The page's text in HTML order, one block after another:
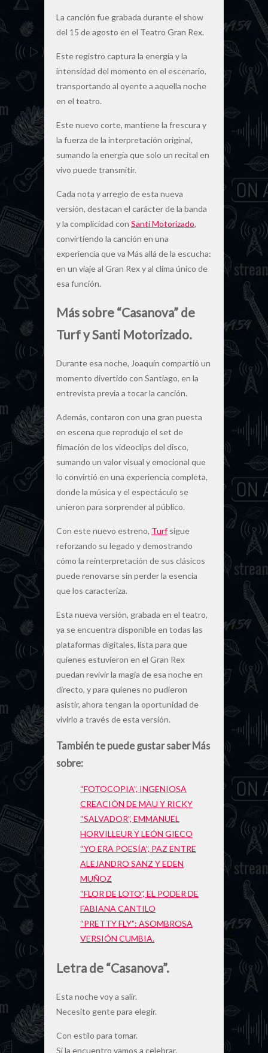
La canción fue grabada durante el show
del 15 de agosto en el Teatro Gran Rex.
Este registro captura la energía y la
intensidad del momento en el escenario,
transportando al oyente a aquella noche
en el teatro.
Este nuevo corte, mantiene la frescura y
la fuerza de la interpretación original,
sumando la energía que solo un recital en
vivo puede transmitir.
Cada nota y arreglo de esta nueva
versión, destacan el carácter de la banda
y la complicidad con Santi Motorizado,
convirtiendo la canción en una
experiencia que va Más allá de la escucha:
en un viaje al Gran Rex y al clima único de
esa función.
Más sobre “Casanova” de
Turf y Santi Motorizado.
Durante esa noche, Joaquín compartió un
momento divertido con Santiago, en la
entrevista previa a tocar la canción.
Además, contaron con una gran puesta
en escena que reprodujo el set de
filmación de los videoclips del disco,
sumando un valor visual y emocional que
lo convirtió en una experiencia completa,
donde la música y el espectáculo se
unieron para sorprender al público.
Con este nuevo estreno, Turfsigue
reforzando su legado y demostrando
cómo la reinterpretación de sus clásicos
puede renovarse sin perder la esencia
que los caracteriza.
Esta nueva versión, grabada en el teatro,
ya se encuentra disponible en todas las
plataformas digitales, lista para que
quienes estuvieron en el Gran Rex
puedan revivir la magia de esa noche en
directo, y para quienes no pudieron
asistir, ahora tengan la oportunidad de
vivirlo a través de esta versión.
También te puede gustar saber Más
sobre:
“FOTOCOPIA”, INGENIOSA
CREACIÓN DE MAU Y RICKY
“SALVADOR”, EMMANUEL
HORVILLEUR Y LEÓN GIECO
“YO ERA POESÍA”, PAZ ENTRE
ALEJANDRO SANZ Y EDEN
MUÑOZ
“FLOR DE LOTO”, EL PODER DE
FABIANA CANTILO
“PRETTY FLY”: ASOMBROSA
VERSIÓN CUMBIA.
Letra de “Casanova”.
Esta noche voy a salir.
Necesito gente para elegir.
Con estilo para tomar.
Si la encuentro vamos a celebrar.